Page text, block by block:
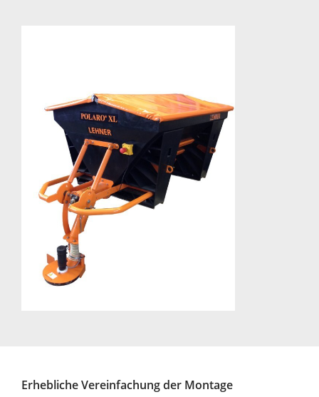
Erhebliche Vereinfachung der Montage